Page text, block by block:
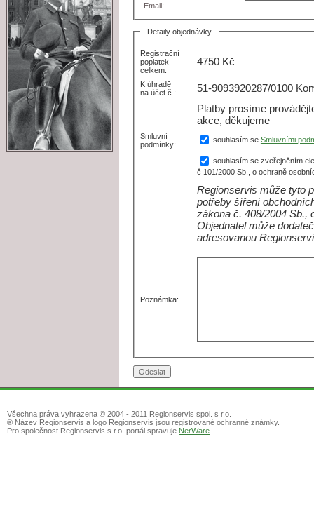
Email:
Detaily objednávky
Registrační
poplatek
celkem:
4750Kč
K úhradě
na účet č.:
51-9093920287/0100
Platby prosíme
akce, děkujeme
Smluvní
podmínky:
souhlasím se Smluvními
souhlasím se zveřejněním
č 101/2000 Sb., o ochraně
Regionservis může tyto
potřeby šíření
zákona č. 408/2004 Sb.,
Objednatel může
adresovanou
Poznámka:
Všechna práva vyhrazena © 2004 - 2011 Regionservis spol. s r.o.
® Název Regionservis a logo Regionservis jsou registrované ochranné známky.
Pro společnost Regionservis s.r.o. portál spravuje NerWare